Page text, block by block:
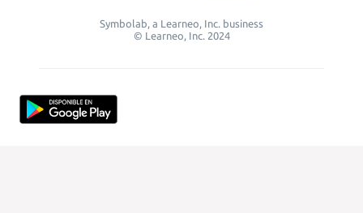
Symbolab, a Learneo, Inc. business
© Learneo, Inc. 2024